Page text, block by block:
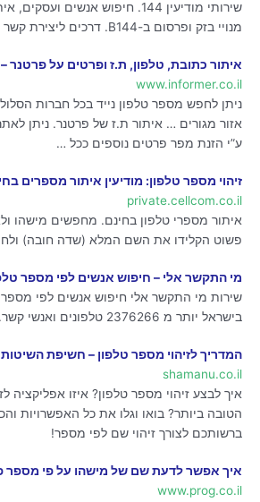
שירותי מודיעין 144. חיפוש אנשים
מנויי בזק ופרסום ב-B144. דרכים ליצירת קשר …
איתור כתובת, טלפון, ת.ז ופרטים על פרטנר
www.informer.co.il
ניתן לחפש מספר טלפון נייד בכל חברות
אזור מגורים … איתור ת.ז של פרטנר. ניתן
ע”י הזנת מפר פרטים נוספים ככל …
זיהוי מספר טלפון: מודיעין איתור מספרים
private.cellcom.co.il
איתור מספרי טלפון בחינם. מחפשים מישהו
פשוט הקלידו את השם המלא (שדה חובה)
מי התקשר אלי – חיפוש אנשים לפי מספר
שירות מי התקשר אלי חיפוש אנשים לפי מספר
בישראל יותר מ 2376266 טלפונים ואנשי קשר.
המדריך לזיהוי מספר טלפון – חשיפת
shamanu.co.il
איך לבצע זיהוי מספר טלפון? איזו אפליקציה
הטובה ביותר? בואו וגלו את כל האפשרויות
ברשותכם לצורך זיהוי שם לפי מספר!
איך אפשר לדעת שם של מישהו על פי מספר
www.prog.co.il